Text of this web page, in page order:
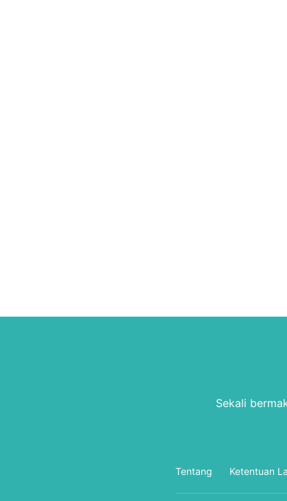
Sekali
Tentang Ketentuan